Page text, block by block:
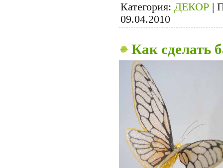
Категория: ДЕКОР |
09.04.2010
Как сделать